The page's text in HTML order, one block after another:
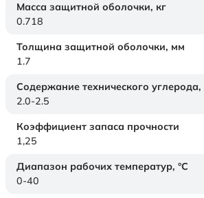
Масса защитной оболочки, кг
0.718
Толщина защитной оболочки, мм
1.7
Содержание технического углерода,
2.0-2.5
Коэффициент запаса прочности
1,25
Диапазон рабочих температур, °C
0-40